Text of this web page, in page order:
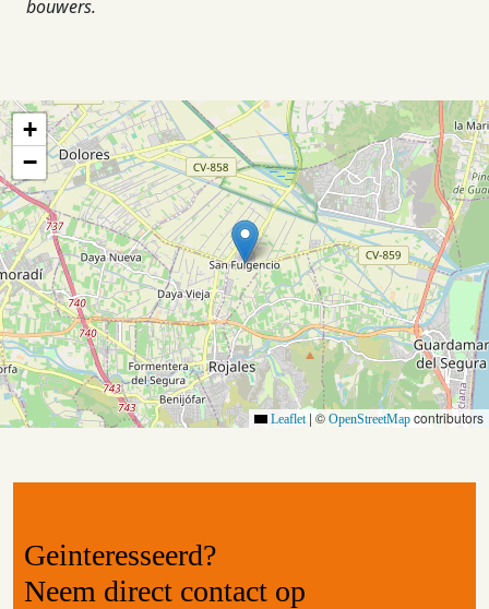
bouwers.
+
−
Leaflet | © OpenStreetMap contributors
Geinteresseerd?
Neem direct contact op